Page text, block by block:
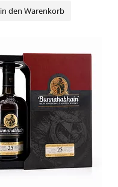
in den Warenkorb